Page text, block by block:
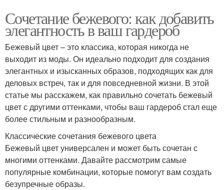
Сочетание бежевого: как добавить
элегантность в ваш гардероб
Бежевый цвет – это классика, которая никогда не
выходит из моды. Он идеально подходит для создания
элегантных и изысканных образов, подходящих как для
деловых встреч, так и для повседневной жизни. В этой
статье мы расскажем, как правильно сочетать бежевый
цвет с другими оттенками, чтобы ваш гардероб стал еще
более стильным и разнообразным.
Классические сочетания бежевого цвета
Бежевый цвет универсален и может быть сочетан с
многими оттенками. Давайте рассмотрим самые
популярные комбинации, которые помогут вам создать
безупречные образы.